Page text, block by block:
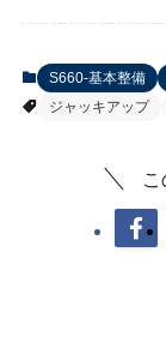
S660-基本整備
ジャッキアップ